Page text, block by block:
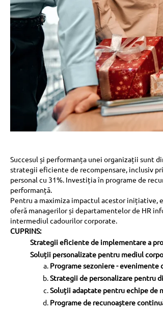
Succesul și performanța unei organizații sunt
strategii eficiente de recompensare, inclusiv
personal cu 31%. Investiția în programe de
performanță.
Pentru a maximiza impactul acestor inițiative,
oferă managerilor și departamentelor de HR
intermediul cadourilor corporate.
CUPRINS:
Strategii eficiente de implementare a
Soluții personalizate pentru mediul
Programe sezoniere - evenimente
Strategii de personalizare pentru
Soluții adaptate pentru echipe de
Programe de recunoaștere